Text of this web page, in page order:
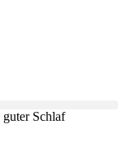
Schlaf